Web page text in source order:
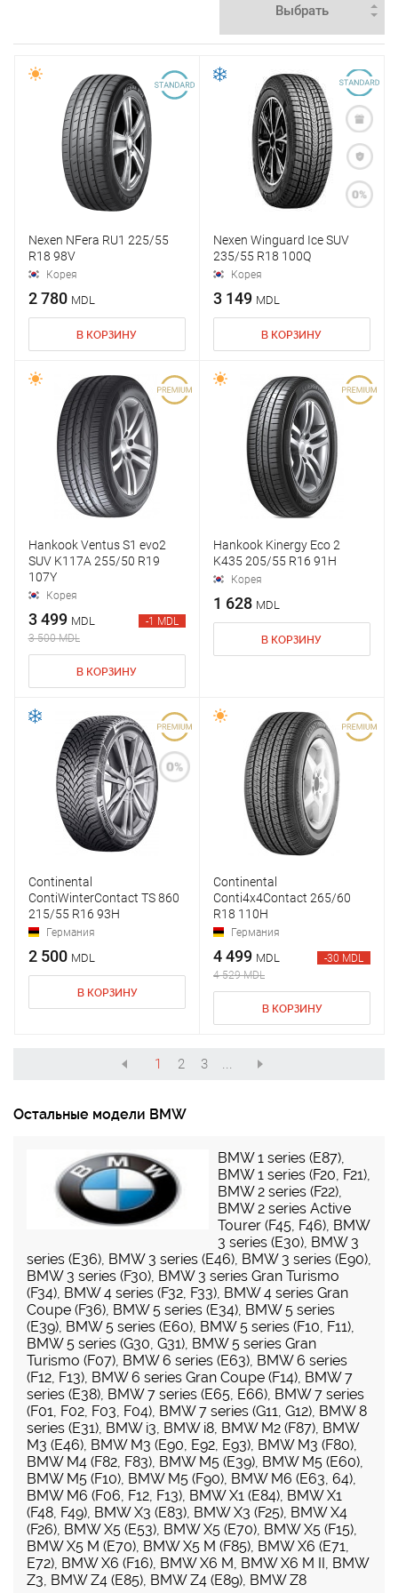
Nexen NFera RU1 225/55
R18 98V
Корея
2 780 MDL
В КОРЗИНУ
Nexen Winguard Ice SUV
235/55 R18 100Q
Корея
3 149 MDL
В КОРЗИНУ
Hankook Ventus S1 evo2
SUV K117A 255/50 R19
107Y
Корея
3 499 MDL
3 500 MDL
-1 MDL
В КОРЗИНУ
Hankook Kinergy Eco 2
K435 205/55 R16 91H
Корея
1 628 MDL
В КОРЗИНУ
Continental
ContiWinterContact TS 860
215/55 R16 93H
Германия
2 500 MDL
В КОРЗИНУ
Continental
Conti4x4Contact 265/60
R18 110H
Германия
4 499 MDL
4 529 MDL
-30 MDL
В КОРЗИНУ
1 2 3
Остальные модели BMW
BMW 1 series (E87),
BMW 1 series (F20, F21),
BMW 2 series (F22),
BMW 2 series Active
Tourer (F45, F46), BMW
3 series (E30), BMW 3
series (E36), BMW 3 series (E46), BMW 3 series (E90),
BMW 3 series (F30), BMW 3 series Gran Turismo
(F34), BMW 4 series (F32, F33), BMW 4 series Gran
Coupe (F36), BMW 5 series (E34), BMW 5 series
(E39), BMW 5 series (E60), BMW 5 series (F10, F11),
BMW 5 series (G30, G31), BMW 5 series Gran
Turismo (F07), BMW 6 series (E63), BMW 6 series
(F12, F13), BMW 6 series Gran Coupe (F14), BMW 7
series (E38), BMW 7 series (E65, E66), BMW 7 series
(F01, F02, F03, F04), BMW 7 series (G11, G12), BMW 8
series (E31), BMW i3, BMW i8, BMW M2 (F87), BMW
M3 (E46), BMW M3 (E90, E92, E93), BMW M3 (F80),
BMW M4 (F82, F83), BMW M5 (E39), BMW M5 (E60),
BMW M5 (F10), BMW M5 (F90), BMW M6 (E63, 64),
BMW M6 (F06, F12, F13), BMW X1 (E84), BMW X1
(F48, F49), BMW X3 (E83), BMW X3 (F25), BMW X4
(F26), BMW X5 (E53), BMW X5 (E70), BMW X5 (F15),
BMW X5 M (E70), BMW X5 M (F85), BMW X6 (E71,
E72), BMW X6 (F16), BMW X6 M, BMW X6 M II, BMW
Z3, BMW Z4 (E85), BMW Z4 (E89), BMW Z8